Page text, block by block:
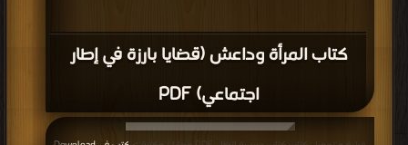
كتاب المرأة وداعش (قضايا بارزة في إطار
اجتماعي) PDF